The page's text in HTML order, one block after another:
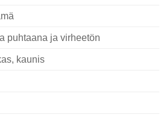
puhtaana ja virheetön
kaunis